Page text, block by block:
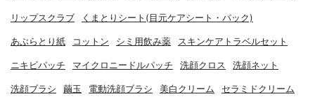
リップスクラブ くまとりシート(目元ケアシート・パック)
あぶらとり紙 コットン シミ用飲み薬 スキンケアトラベルセット
ニキビパッチ マイクロニードルパッチ 洗顔クロス 洗顔ネット
洗顔ブラシ 繭玉 電動洗顔ブラシ 美白クリーム セラミドクリーム